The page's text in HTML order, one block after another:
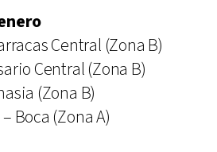
Central (Zona B)
Central (Zona B)
(Zona B)
Boca (Zona A)